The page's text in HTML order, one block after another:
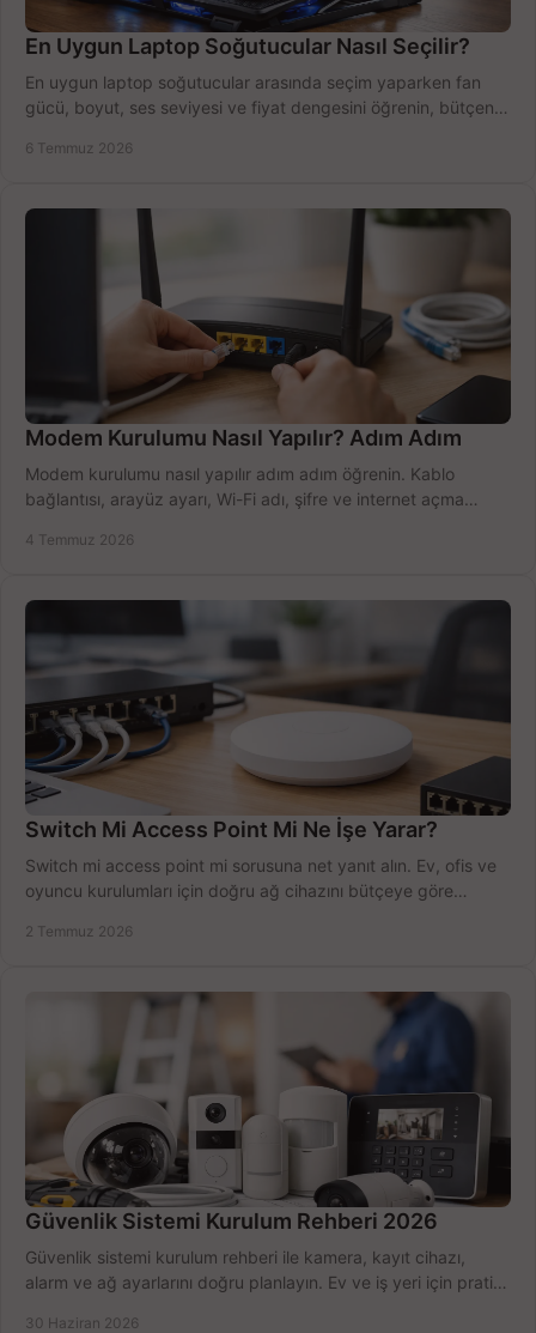
En Uygun Laptop Soğutucular Nasıl Seçilir?
En uygun laptop soğutucular arasında seçim yaparken fan
gücü, boyut, ses seviyesi ve fiyat dengesini öğrenin, bütçenizi
6 Temmuz 2026
Modem Kurulumu Nasıl Yapılır? Adım Adım
Modem kurulumu nasıl yapılır adım adım öğrenin. Kablo
bağlantısı, arayüz ayarı, Wi-Fi adı, şifre ve internet açma
4 Temmuz 2026
Switch Mi Access Point Mi Ne İşe Yarar?
Switch mi access point mi sorusuna net yanıt alın. Ev, ofis ve
oyuncu kurulumları için doğru ağ cihazını bütçeye göre
2 Temmuz 2026
Güvenlik Sistemi Kurulum Rehberi 2026
Güvenlik sistemi kurulum rehberi ile kamera, kayıt cihazı,
alarm ve ağ ayarlarını doğru planlayın. Ev ve iş yeri için pratik
30 Haziran 2026